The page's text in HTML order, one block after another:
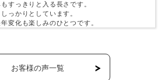
すっきりと入る長さです。
っかりとしています。
変化も楽しみのひとつです。
お客様の声一覧